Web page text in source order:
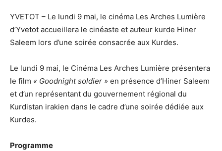
YVETOT – Le lundi 9 mai, le cinéma Les Arches Lumière
d’Yvetot accueillera le cinéaste et auteur kurde Hiner
Saleem lors d’une soirée consacrée aux Kurdes.
Le lundi 9 mai, le Cinéma Les Arches Lumière présentera
le film « Goodnight soldier » en présence d’Hiner Saleem
et d’un représentant du gouvernement régional du
Kurdistan irakien dans le cadre d’une soirée dédiée aux
Kurdes.
Programme